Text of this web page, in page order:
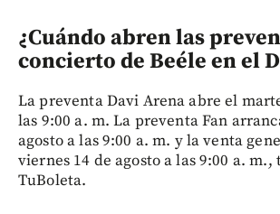
¿Cuándo abren las
concierto de Beéle en el
La preventa Davi Arena abre el
las 9:00 a. m. La preventa Fan
agosto a las 9:00 a. m. y la venta
viernes 14 de agosto a las 9:00 a. m.,
TuBoleta.